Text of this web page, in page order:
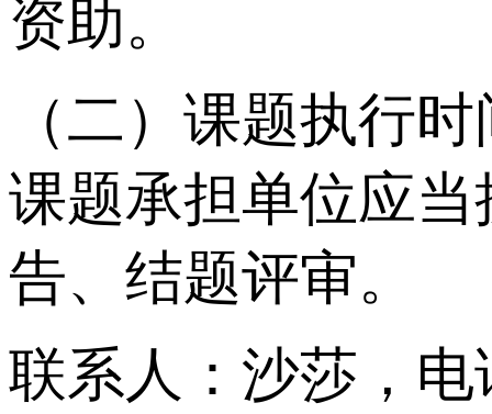
资助。
（二）课题执行
课题承担单位应
告、结题评审。
联系人：沙莎，电